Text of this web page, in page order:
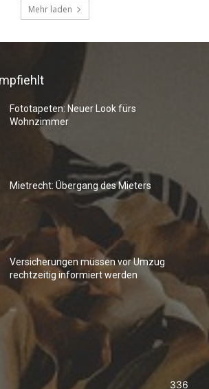
Fototapeten: Neuer Look fürs
Wohnzimmer
Mietrecht: Übergang des Mieters
Versicherungen müssen vor Umzug
rechtzeitig informiert werden
336